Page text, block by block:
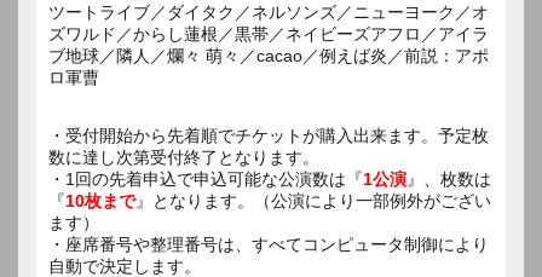
ツートライブ／ダイタク／ネルソンズ／ニューヨーク／オ
ズワルド／からし蓮根／黒帯／ネイビーズアフロ／アイラ
ブ地球／隣人／爛々 萌々／cacao／例えば炎／前説：アポ
ロ軍曹
・受付開始から先着順でチケットが購入出来ます。予定枚
数に達し次第受付終了となります。
・1回の先着申込で申込可能な公演数は『1公演』、枚数は
『10枚まで』となります。（公演により一部例外がござい
ます）
・座席番号や整理番号は、すべてコンピュータ制御により
自動で決定します。